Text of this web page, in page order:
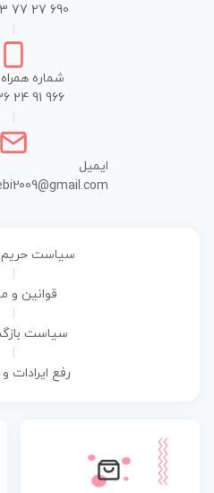
77 27 690
شماره همراه
24 91 966
ایمیل
سیاست
قوانین و
سیاست
رفع ایرادات